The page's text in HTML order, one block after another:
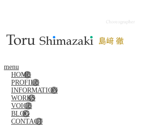
menu
HOME
PROFILE
INFORMATION
WORKS
VOICE
BLOG
CONTACT